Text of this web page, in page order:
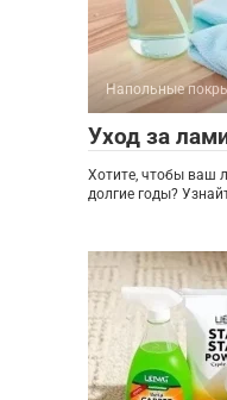
Напольные
Уход за
Хотите, чтобы ваш
долгие годы?